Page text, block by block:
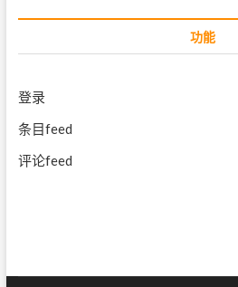
功能
登录
条目feed
评论feed